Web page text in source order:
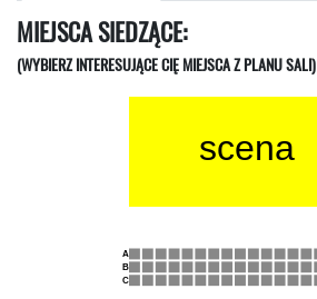
MIEJSCA SIEDZĄCE:
(WYBIERZ INTERESUJĄCE CIĘ MIEJSCA Z PLANU SALI)